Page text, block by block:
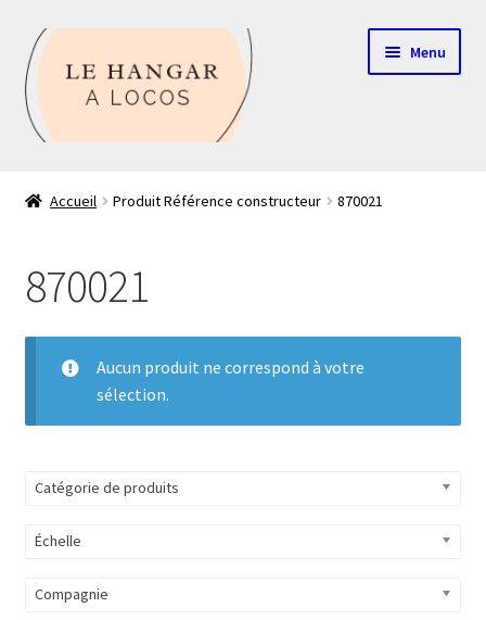
Aller
à
la
navigation
Aller
au
contenu
Menu
Mon compte
Echelle HO
Accueil Produit Référence constructeur 870021
870021
Aucun produit ne correspond à votre
sélection.
Catégorie de produits
Échelle
Compagnie